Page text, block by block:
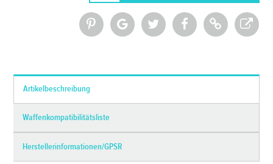
Artikelbeschreibung
Waffenkompatibilitätsliste
Herstellerinformationen/GPSR